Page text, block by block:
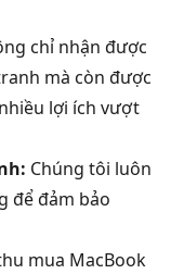
chỉ nhận được
mà còn được
lợi ích vượt
Chúng tôi luôn
để đảm bảo
mua MacBook